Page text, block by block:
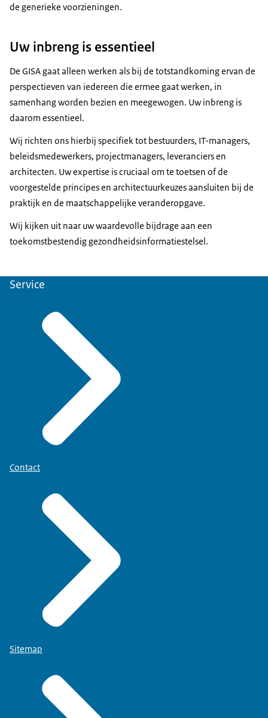
de generieke voorzieningen.
Uw inbreng is essentieel
De GISA gaat alleen werken als bij de totstandkoming ervan de
perspectieven van iedereen die ermee gaat werken, in
samenhang worden bezien en meegewogen. Uw inbreng is
daarom essentieel.
Wij richten ons hierbij specifiek tot bestuurders, IT-managers,
beleidsmedewerkers, projectmanagers, leveranciers en
architecten. Uw expertise is cruciaal om te toetsen of de
voorgestelde principes en architectuurkeuzes aansluiten bij de
praktijk en de maatschappelijke veranderopgave.
Wij kijken uit naar uw waardevolle bijdrage aan een
toekomstbestendig gezondheidsinformatiestelsel.
Service
Contact
Sitemap